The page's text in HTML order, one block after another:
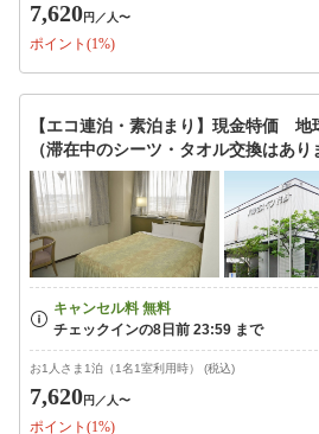
7,620円 ／人〜
ポイント(1%)
【エコ連泊・素泊まり】現金特価 地
（滞在中のシーツ・タオル交換はあり
お1人さま1泊（1名1室利用時） (税込)
7,620円 ／人〜
ポイント(1%)